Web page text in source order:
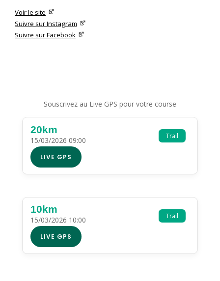
Voir le site
Suivre sur Instagram
Suivre sur Facebook
Souscrivez au Live GPS pour votre course
Trail
20km
15/03/2026 09:00
LIVE GPS
Trail
10km
15/03/2026 10:00
LIVE GPS